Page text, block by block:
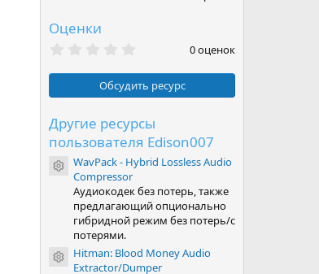
Оценки
0
0
з
ё
з
д
0 оценок
Обсудить ресурс
Другие ресурсы
пользователя Edison007
Иконка ресурса
WavPack - Hybrid Lossless Audio
Compressor
Аудиокодек без потерь, также
предлагающий опционально
гибридной режим без потерь/с
потерями.
Иконка ресурса
Hitman: Blood Money Audio
Extractor/Dumper